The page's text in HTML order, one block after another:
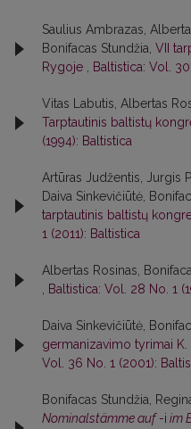
Saulius Ambrazas,
Bonifacas Stundžia, VII
Rygoje , Baltistica: Vol.
Vitas Labutis, Albertas
Tarptautinis baltistų
(1994): Baltistica
Artūras Judžentis, Jurgis
Daiva Sinkevičiūtė,
tarptautinis baltistų
1 (2011): Baltistica
Albertas Rosinas,
, Baltistica: Vol. 28 No. 1
Daiva Sinkevičiūtė,
germanizavimo tyrimai
Vol. 36 No. 1 (2001):
Bonifacas Stundžia,
Nominalstämme auf-i im